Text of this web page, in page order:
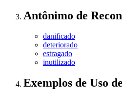
Antônimo de
danificado
deteriorado
estragado
inutilizado
Exemplos de Uso